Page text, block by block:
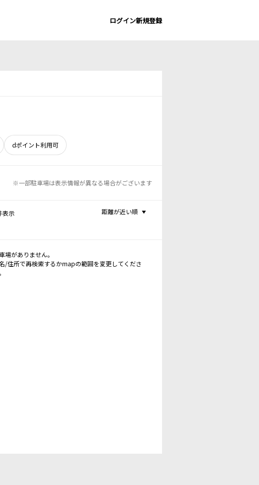
ログイン新規登録
dポイント利用可
※一部駐車場は表示情報が異なる場合がございます
表示 距離が近い順
場がありません。
/住所で再検索するかmapの範囲を変更してくださ